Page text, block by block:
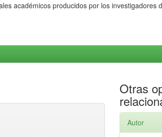
académicos producidos por los investigadores
Otras
Autor